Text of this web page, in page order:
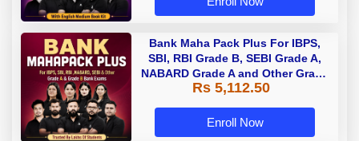
Bank Maha Pack Plus For IBPS,
SBI, RBI Grade B, SEBI Grade A,
NABARD Grade A and Other Grade
A & Grade B Bank Exams
Rs 5,112.50
Enroll Now